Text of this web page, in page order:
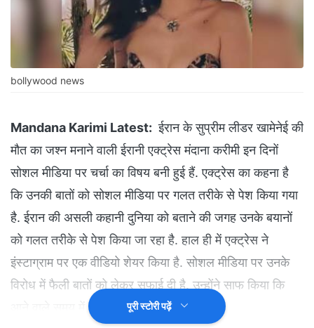
bollywood news
Mandana Karimi Latest: ईरान के सुप्रीम लीडर खामेनेई की
मौत का जश्न मनाने वाली ईरानी एक्ट्रेस मंदाना करीमी इन दिनों
सोशल मीडिया पर चर्चा का विषय बनी हुई हैं. एक्ट्रेस का कहना है
कि उनकी बातों को सोशल मीडिया पर गलत तरीके से पेश किया गया
है. ईरान की असली कहानी दुनिया को बताने की जगह उनके बयानों
को गलत तरीके से पेश किया जा रहा है. हाल ही में एक्ट्रेस ने
इंस्टाग्राम पर एक वीडियो शेयर किया है. सोशल मीडिया पर उनके
विरोध में फैली बातों को लेकर सफाई दी है. उन्होंने साफ किया कि
आने वाले समय में वह भारत में रहेंगी या नहीं.
पूरी स्टोरी पढ़ें